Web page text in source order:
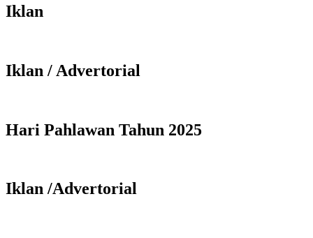
Iklan
Iklan / Advertorial
Hari Pahlawan Tahun 2025
Iklan /Advertorial